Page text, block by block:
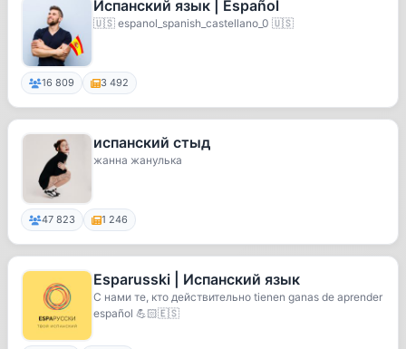
Испанский язык | Español
🇺🇸 espanol_spanish_castellano_0 🇺🇸
16 809 3 492
испанский стыд
жанна жанулька
47 823 1 246
Esparusski | Испанский язык
С нами те, кто действительно tienen ganas de aprender
español 💪🏻🇪🇸